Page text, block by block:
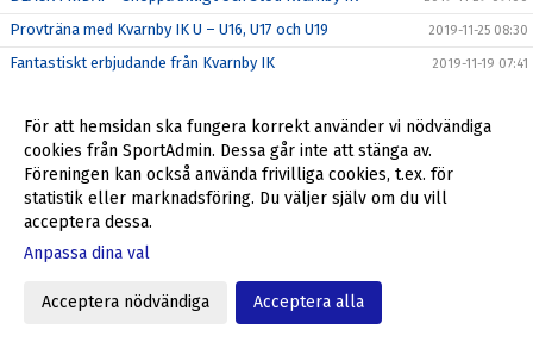
Provträna med Kvarnby IK U – U16, U17 och U19 2019-11-25 08:30
Fantastiskt erbjudande från Kvarnby IK 2019-11-19 07:41
Tack alla som var med och stöttade Kvarnby IK! 2019-11-13 10:57
Kvarnby IK bjuder in till träningscamp med start 18/11 2019-11-12 12:00
Julklappar till anställda och kunder - stöd Kvarnby IK 2019-11-05 08:35
Höst/vinter = Stora intäkter från Sponsorhuset
Richard, Max och Niklas förlänger - leder återtåget
Stadium Memberdays - 25% rabatt!
P04 klara för P16 Nationella 2020
För att hemsidan ska fungera korrekt använder vi nödvändiga
cookies från SportAdmin. Dessa går inte att stänga av.
Föreningen kan också använda frivilliga cookies, t.ex. för
statistik eller marknadsföring. Du väljer själv om du vill
acceptera dessa.
Anpassa dina val
Acceptera nödvändiga Acceptera alla